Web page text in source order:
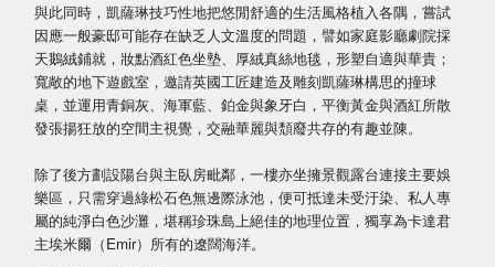
與此同時，凱薩琳技巧性地把悠閒舒適的生活風格植入各隅，嘗試
因應一般豪邸可能存在缺乏人文溫度的問題，譬如家庭影廳劇院採
天鵝絨鋪就，妝點酒紅色坐墊、厚絨真絲地毯，形塑自適與華貴；
寬敞的地下遊戲室，邀請英國工匠建造及雕刻凱薩琳構思的撞球
桌，並運用青銅灰、海軍藍、鉑金與象牙白，平衡黃金與酒紅所散
發張揚狂放的空間主視覺，交融華麗與頹廢共存的有趣並陳。
除了後方劃設陽台與主臥房毗鄰，一樓亦坐擁景觀露台連接主要娛
樂區，只需穿過綠松石色無邊際泳池，便可抵達未受汙染、私人專
屬的純淨白色沙灘，堪稱珍珠島上絕佳的地理位置，獨享為卡達君
主埃米爾（Emir）所有的遼闊海洋。